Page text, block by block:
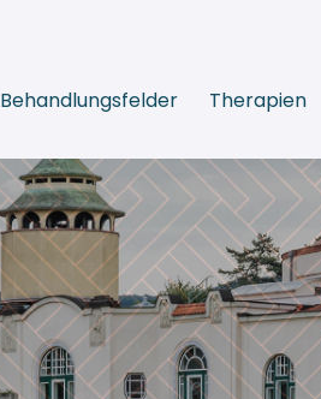
Behandlungsfelder Therapien